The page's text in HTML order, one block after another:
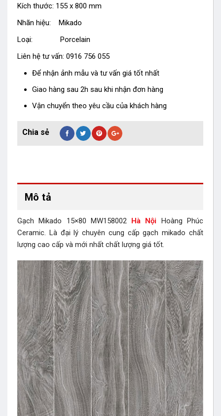
Kích thước: 155 x 800 mm
Nhãn hiệu: Mikado
Loại: Porcelain
Liên hệ tư vấn: 0916 756 055
Để nhận ảnh mẫu và tư vấn giá tốt nhất
Giao hàng sau 2h sau khi nhận đơn hàng
Vận chuyển theo yêu cầu của khách hàng
Mô tả
Gạch Mikado 15×80 MW158002 Hà Nội Hoàng Phúc
Ceramic. Là đại lý chuyên cung cấp gạch mikado chất
lượng cao cấp và mới nhất chất lượng giá tốt.